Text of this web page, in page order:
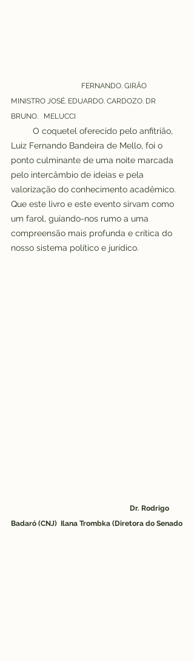
FERNANDO. GIRÃO
MINISTRO JOSÉ. EDUARDO. CARDOZO. DR
BRUNO.   MELUCCI
O coquetel oferecido pelo anfitrião,
Luiz Fernando Bandeira de Mello, foi o
ponto culminante de uma noite marcada
pelo intercâmbio de ideias e pela
valorização do conhecimento acadêmico.
Que este livro e este evento sirvam como
um farol, guiando-nos rumo a uma
compreensão mais profunda e crítica do
nosso sistema político e jurídico.
Dr. Rodrigo
Badaró (CNJ)  Ilana Trombka (Diretora do Senado